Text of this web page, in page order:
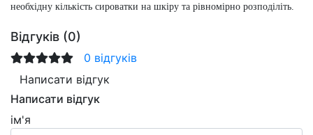
необхідну кількість сироватки на шкіру та рівномірно розподіліть.
Відгуків (0)
0 відгуків
Написати відгук
Написати відгук
ім'я